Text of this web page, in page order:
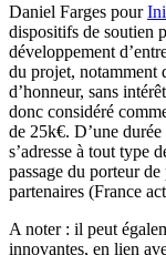
Daniel Farges pour
dispositifs de soutien
développement
du projet, notamment
d’honneur, sans
donc considéré
de 25k€. D’une
s’adresse à tout type
passage du porteur
partenaires (France
A noter : il peut
innovantes, en lien